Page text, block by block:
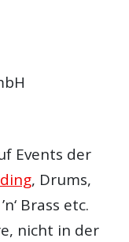
Events der
, Drums,
Brass etc.
nicht in der